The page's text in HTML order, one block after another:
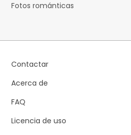
Fotos románticas
Contactar
Acerca de
FAQ
Licencia de uso